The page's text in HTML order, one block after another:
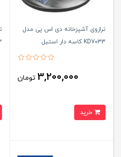
ترازوی آشپزخانه دی اس پی مدل
KD7033 کاسه دار استیل
3,200,000 تومان